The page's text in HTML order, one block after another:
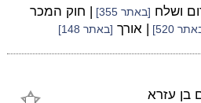
ושלח [באתר 355]
| חוק המכר
520] | אורך [באתר 148]
בן עזרא